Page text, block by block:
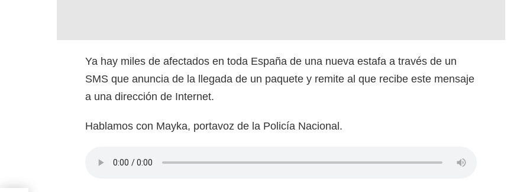
Ya hay miles de afectados en toda España de una nueva estafa a través de un
SMS que anuncia de la llegada de un paquete y remite al que recibe este mensaje
a una dirección de Internet.
Hablamos con Mayka, portavoz de la Policía Nacional.